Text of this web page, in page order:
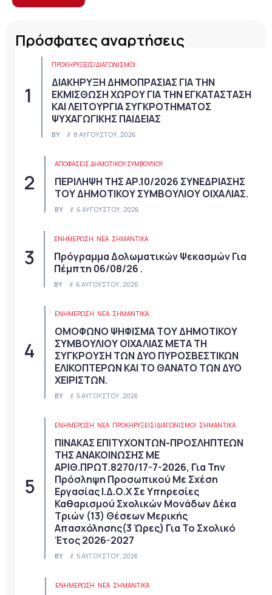
Πρόσφατες αναρτήσεις
ΠΡΟΚΗΡΎΞΕΙΣ/ΔΙΑΓΩΝΙΣΜΟΊ
ΔΙΑΚΗΡΥΞΗ ΔΗΜΟΠΡΑΣΙΑΣ ΓΙΑ ΤΗΝ
ΕΚΜΙΣΘΩΣΗ ΧΩΡΟΥ ΓΙΑ ΤΗΝ ΕΓΚΑΤΑΣΤΑΣΗ
ΚΑΙ ΛΕΙΤΟΥΡΓΙΑ ΣΥΓΚΡΟΤΗΜΑΤΟΣ
ΨΥΧΑΓΩΓΙΚΗΣ ΠΑΙΔΕΙΑΣ
BY 8 ΑΥΓΟΎΣΤΟΥ, 2026
ΑΠΟΦΆΣΕΙΣ ΔΗΜΟΤΙΚΟΎ ΣΥΜΒΟΥΛΊΟΥ
ΠΕΡΙΛΗΨΗ ΤΗΣ ΑΡ.10/2026 ΣΥΝΕΔΡΙΑΣΗΣ
ΤΟΥ ΔΗΜΟΤΙΚΟΥ ΣΥΜΒΟΥΛΙΟΥ ΟΙΧΑΛΙΑΣ.
BY 6 ΑΥΓΟΎΣΤΟΥ, 2026
ΕΝΗΜΕΡΩΣΗ ΝΈΑ ΣΗΜΑΝΤΙΚΆ
Πρόγραμμα Δολωματικών Ψεκασμών Για
Πέμπτη 06/08/26 .
BY 6 ΑΥΓΟΎΣΤΟΥ, 2026
ΕΝΗΜΕΡΩΣΗ ΝΈΑ ΣΗΜΑΝΤΙΚΆ
ΟΜΟΦΩΝΟ ΨΗΦΙΣΜΑ ΤΟΥ ΔΗΜΟΤΙΚΟΥ
ΣΥΜΒΟΥΛΙΟΥ ΟΙΧΑΛΙΑΣ ΜΕΤΑ ΤΗ
ΣΥΓΚΡΟΥΣΗ ΤΩΝ ΔΥΟ ΠΥΡΟΣΒΕΣΤΙΚΩΝ
ΕΛΙΚΟΠΤΕΡΩΝ ΚΑΙ ΤΟ ΘΑΝΑΤΟ ΤΩΝ ΔΥΟ
ΧΕΙΡΙΣΤΩΝ.
BY 5 ΑΥΓΟΎΣΤΟΥ, 2026
ΕΝΗΜΕΡΩΣΗ ΝΈΑ ΠΡΟΚΗΡΎΞΕΙΣ/ΔΙΑΓΩΝΙΣΜΟΊ ΣΗΜΑΝΤΙΚΆ
ΠΙΝΑΚΑΣ ΕΠΙΤΥΧΟΝΤΩΝ-ΠΡΟΣΛΗΠΤΕΩΝ
ΤΗΣ ΑΝΑΚΟΙΝΩΣΗΣ ΜΕ
ΑΡΙΘ.ΠΡΩΤ.8270/17-7-2026, Για Την
Πρόσληψη Προσωπικού Με Σχέση
Εργασίας Ι.Δ.Ο.Χ Σε Υπηρεσίες
Καθαρισμού Σχολικών Μονάδων Δέκα
Τριών (13) Θέσεων Μερικής
Απασχόλησης(3 Ώρες) Για Το Σχολικό
Έτος 2026-2027
BY 5 ΑΥΓΟΎΣΤΟΥ, 2026
ΕΝΗΜΕΡΩΣΗ ΝΈΑ ΣΗΜΑΝΤΙΚΆ